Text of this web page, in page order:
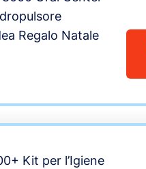
Regalo Natale
Kit per l’Igiene